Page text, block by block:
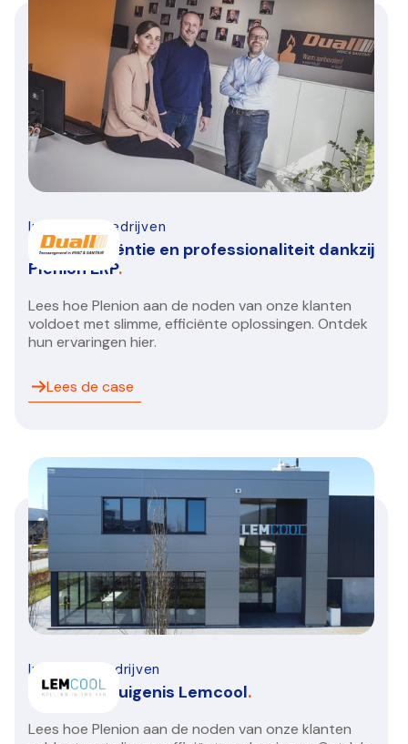
Infra-bouwbedrijven
Duall: Efficiëntie en professionaliteit dankzij
Plenion ERP.
Lees hoe Plenion aan de noden van onze klanten
voldoet met slimme, efficiënte oplossingen. Ontdek
hun ervaringen hier.
Lees de case
Installatiebedrijven
Klantengetuigenis Lemcool.
Lees hoe Plenion aan de noden van onze klanten